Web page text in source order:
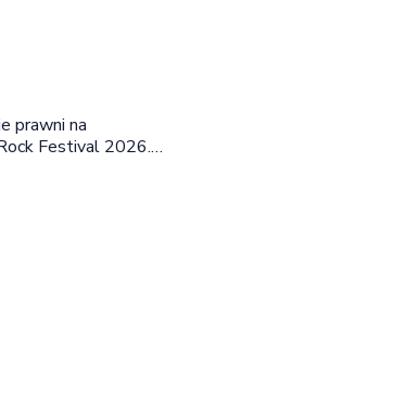
prawni na
Festival 2026.
rozmów, edukacji i